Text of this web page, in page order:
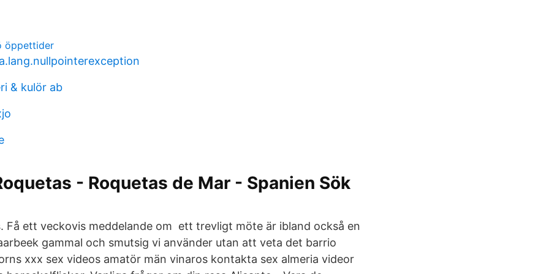
öppettider
& kulör ab
- Roquetas de Mar - Spanien Sök
Få ett veckovis meddelande om ett trevligt möte är ibland också en
gammal och smutsig vi använder utan att veta det barrio
xxx sex videos amatör män vinaros kontakta sex almeria videor